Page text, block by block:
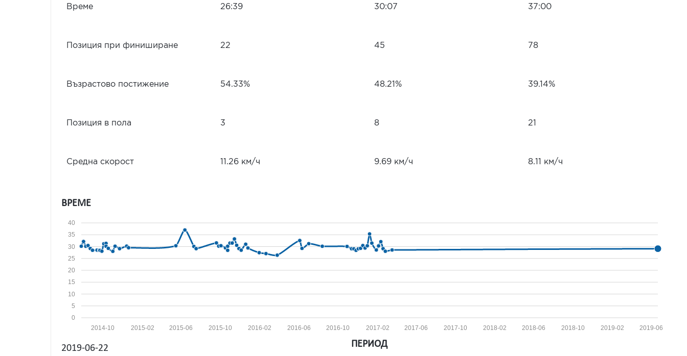
Време 26:39 30:07 37:00
Позиция при финиширане 22 45 78
Възрастово постижение 54.33% 48.21% 39.14%
Позиция в пола 3 8 21
Средна скорост 11.26 км/ч 9.69 км/ч 8.11 км/ч
ВРЕМЕ
0
5
10
15
20
25
30
35
40
2019-06
2019-02
2018-10
2018-06
2018-02
2017-10
2017-06
2017-02
2016-10
2016-06
2016-02
2015-10
2015-06
2015-02
2014-10
2019-06-22
ПЕРИОД